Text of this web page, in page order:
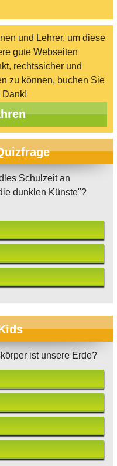
und Lehrer, um diese
gute Webseiten
rechtssicher und
zu können, buchen Sie
Dank!
Schulzeit an
dunklen Künste"?
ist unsere Erde?